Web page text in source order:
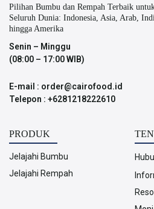
Pilihan Bumbu dan Rempah Terbaik
Seluruh Dunia: Indonesia, Asia, Arab,
hingga Amerika
Senin – Minggu
(08:00 – 17:00 WIB)
E-mail : order@cairofood.id
Telepon : +6281218222610
PRODUK
Jelajahi Bumbu
Jelajahi Rempah